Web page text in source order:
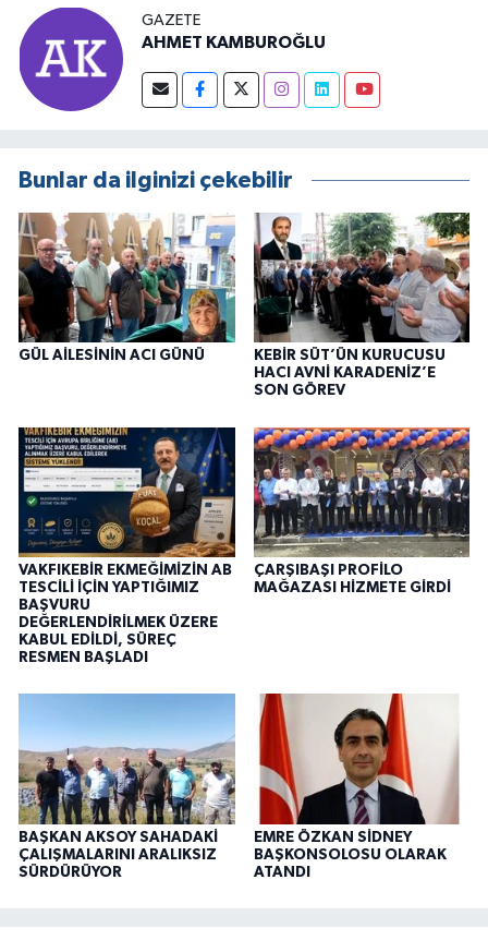
GAZETE
AHMET KAMBUROĞLU
Bunlar da ilginizi çekebilir
GÜL AİLESİNİN ACI GÜNÜ
KEBİR SÜT’ÜN KURUCUSU
HACI AVNİ KARADENİZ’E
SON GÖREV
VAKFIKEBİR EKMEĞİMİZİN AB
TESCİLİ İÇİN YAPTIĞIMIZ
BAŞVURU
DEĞERLENDİRİLMEK ÜZERE
KABUL EDİLDİ, SÜREÇ
RESMEN BAŞLADI
ÇARŞIBAŞI PROFİLO
MAĞAZASI HİZMETE GİRDİ
BAŞKAN AKSOY SAHADAKİ
ÇALIŞMALARINI ARALIKSIZ
SÜRDÜRÜYOR
EMRE ÖZKAN SİDNEY
BAŞKONSOLOSU OLARAK
ATANDI